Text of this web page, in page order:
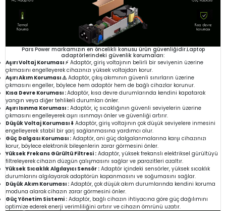
Pars Power markamızın en öncelikli konusu ürün güvenliğidir.Laptop
adaptörlerindeki güvenlik korumaları:
Aşırı Voltaj Koruması ⚡ Adaptör, giriş voltajının belirli bir seviyenin üzerine
çıkmasını engelleyerek cihazınızı yüksek voltajdan korur.
Aşırı Akım Koruması ⚠️Adaptör, çıkış akımının güvenli sınırların üzerine
çıkmasını engeller, böylece hem adaptör hem de bağlı cihazlar korunur.
Kısa Devre Koruması :Adaptör, kısa devre durumlarında kendini kapatarak
yangın veya diğer tehlikeli durumları önler.
Aşırı Isınma Koruması : Adaptör, iç sıcaklığının güvenli seviyelerin üzerine
çıkmasını engelleyerek aşırı ısınmayı önler ve güvenliği artırır.
Düşük Voltaj Koruması ⬇️ Adaptör, giriş voltajının çok düşük seviyelere inmesini
engelleyerek stabil bir şarj sağlanmasına yardımcı olur.
Güç Dalgası Koruması : Adaptör, ani güç dalgalanmalarına karşı cihazınızı
korur, böylece elektronik bileşenlerin zarar görmesini önler.
Yüksek Frekans Gürültü Filtresi : Adaptör, yüksek frekanslı elektriksel gürültüyü
filtreleyerek cihazın düzgün çalışmasını sağlar ve parazitleri azaltır.
Yüksek Sıcaklık Algılayıcı Sensör : Adaptör içindeki sensörler, yüksek sıcaklık
durumlarını algılayarak adaptörün kapanmasını ve soğumasını sağlar.
Düşük Akım Koruması : Adaptör, çok düşük akım durumlarında kendini koruma
moduna alarak cihazın zarar görmesini önler.
Güç Yönetim Sistemi : Adaptör, bağlı cihazın ihtiyacına göre güç dağılımını
optimize ederek enerji verimliliğini artırır ve cihazın ömrünü uzatır.